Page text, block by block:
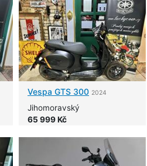
Vespa GTS 300 2024
Jihomoravský
65 999 Kč